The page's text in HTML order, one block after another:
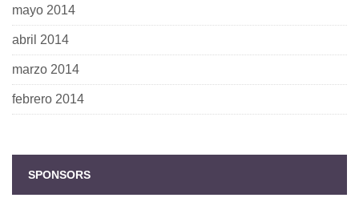
mayo 2014
abril 2014
marzo 2014
febrero 2014
SPONSORS